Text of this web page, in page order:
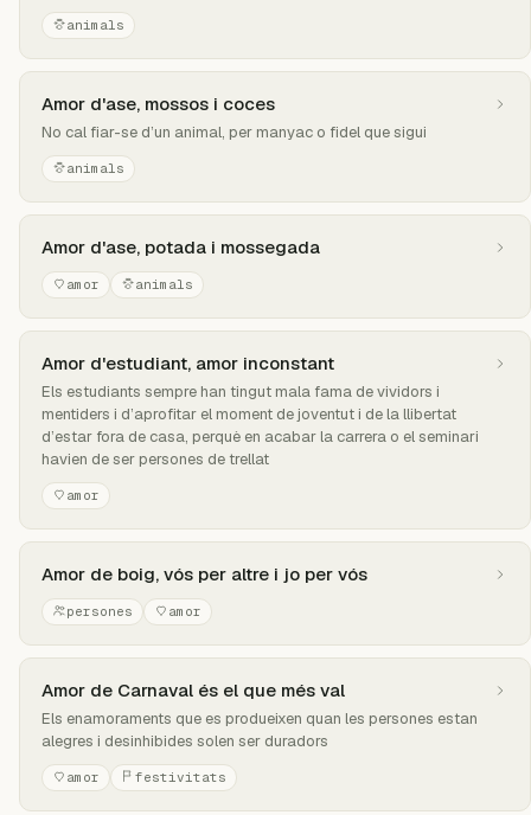
animals
Amor d'ase, mossos i coces
No cal fiar-se d’un animal, per manyac o fidel que sigui
animals
Amor d'ase, potada i mossegada
amor animals
Amor d'estudiant, amor inconstant
Els estudiants sempre han tingut mala fama de vividors i
mentiders i d’aprofitar el moment de joventut i de la llibertat
d’estar fora de casa, perquè en acabar la carrera o el seminari
havien de ser persones de trellat
amor
Amor de boig, vós per altre i jo per vós
persones amor
Amor de Carnaval és el que més val
Els enamoraments que es produeixen quan les persones estan
alegres i desinhibides solen ser duradors
amor festivitats